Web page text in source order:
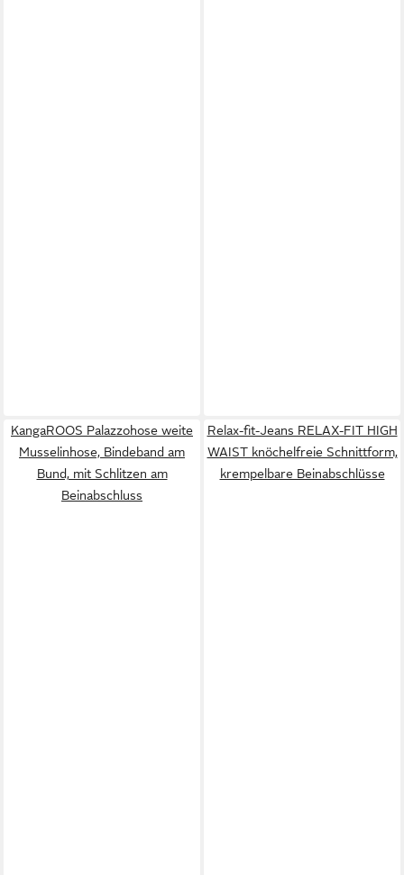
KangaROOS Palazzohose weite
Musselinhose, Bindeband am
Bund, mit Schlitzen am
Beinabschluss
Relax-fit-Jeans RELAX-FIT HIGH
WAIST knöchelfreie Schnittform,
krempelbare Beinabschlüsse